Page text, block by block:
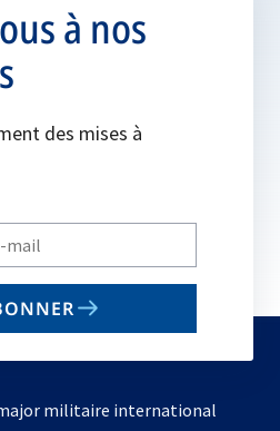
à nos
des mises à
militaire international